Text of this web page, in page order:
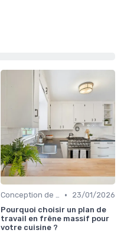
Conception de Cuisine sur Mesure •
23/01/2026
Pourquoi choisir un plan de
travail en frêne massif pour
votre cuisine ?